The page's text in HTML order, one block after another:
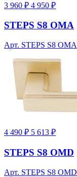
3 960 ₽ 4 950 ₽
STEPS S8 OMA
Арт. STEPS S8 OMA
4 490 ₽ 5 613 ₽
STEPS S8 OMD
Арт. STEPS S8 OMD